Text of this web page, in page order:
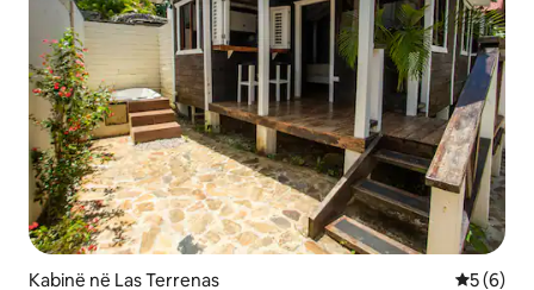
Kabinë në Las Terrenas
5 (6)